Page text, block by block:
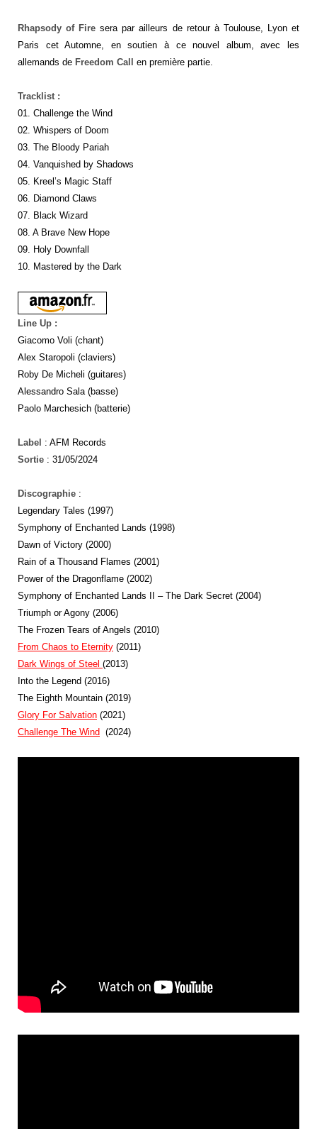
Rhapsody of Fire sera par ailleurs de retour à Toulouse, Lyon et
Paris cet Automne, en soutien à ce nouvel album, avec les
allemands de Freedom Call en première partie.
Tracklist :
01. Challenge the Wind
02. Whispers of Doom
03. The Bloody Pariah
04. Vanquished by Shadows
05. Kreel’s Magic Staff
06. Diamond Claws
07. Black Wizard
08. A Brave New Hope
09. Holy Downfall
10. Mastered by the Dark
Line Up :
Giacomo Voli (chant)
Alex Staropoli (claviers)
Roby De Micheli (guitares)
Alessandro Sala (basse)
Paolo Marchesich (batterie)
Label : AFM Records
Sortie : 31/05/2024
Discographie :
Legendary Tales (1997)
Symphony of Enchanted Lands (1998)
Dawn of Victory (2000)
Rain of a Thousand Flames (2001)
Power of the Dragonflame (2002)
Symphony of Enchanted Lands II – The Dark Secret (2004)
Triumph or Agony (2006)
The Frozen Tears of Angels (2010)
From Chaos to Eternity (2011)
Dark Wings of Steel (2013)
Into the Legend (2016)
The Eighth Mountain (2019)
Glory For Salvation (2021)
Challenge The Wind (2024)